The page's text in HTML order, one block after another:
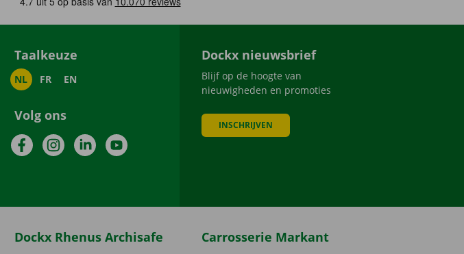
Taalkeuze
NL FR EN
Volg ons
FacebookInstagramLinkedInYouTube
Dockx nieuwsbrief
Blijf op de hoogte van
nieuwigheden en promoties
INSCHRIJVEN
Dockx Rhenus Archisafe Carrosserie Markant